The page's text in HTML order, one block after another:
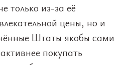
только из-за её
цены, но и
Штаты якобы сами
покупать